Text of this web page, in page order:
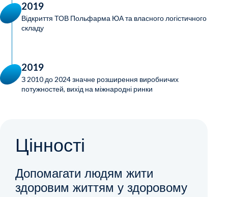
2019
Відкриття ТОВ Польфарма ЮА та власного логістичного
складу
2019
З 2010 до 2024 значне розширення виробничих
потужностей, вихід на міжнародні ринки
Цінності
Допомагати людям жити
здоровим життям у здоровому